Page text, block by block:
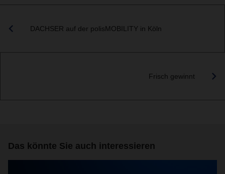
DACHSER auf der polisMOBILITY in Köln
Frisch gewinnt
Das könnte Sie auch interessieren